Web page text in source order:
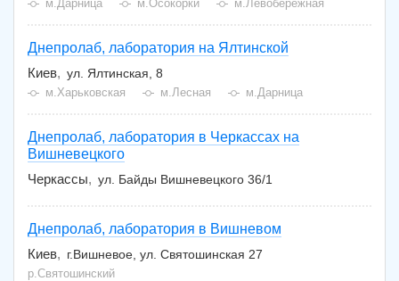
м.Дарница м.Осокорки м.Левобережная
Днепролаб, лаборатория на Ялтинской
Киев
ул. Ялтинская, 8
м.Харьковская м.Лесная м.Дарница
Днепролаб, лаборатория в Черкассах на
Вишневецкого
Черкассы
ул. Байды Вишневецкого 36/1
Днепролаб, лаборатория в Вишневом
Киев
г.Вишневое, ул. Святошинская 27
р.Святошинский